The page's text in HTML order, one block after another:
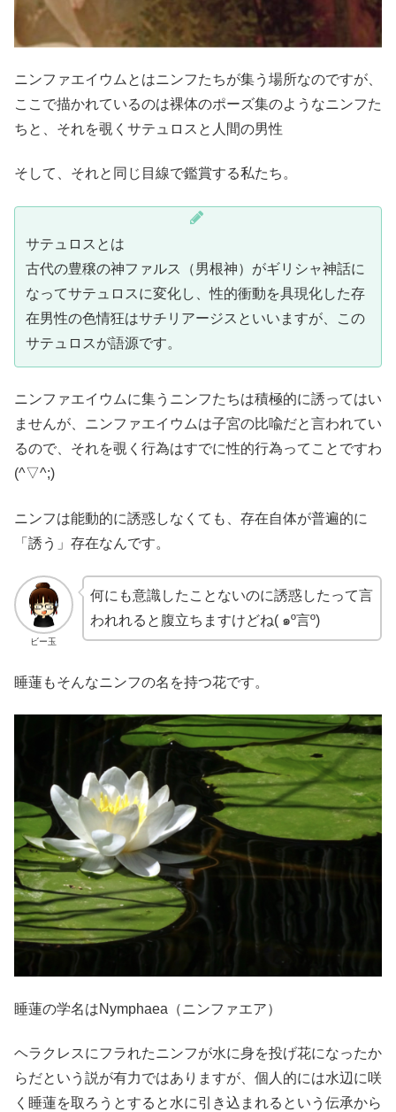
ニンファエイウムとはニンフたちが集う場所なのですが、
ここで描かれているのは裸体のポーズ集のようなニンフた
ちと、それを覗くサテュロスと人間の男性
そして、それと同じ目線で鑑賞する私たち。
サテュロスとは
古代の豊穣の神ファルス（男根神）がギリシャ神話に
なってサテュロスに変化し、性的衝動を具現化した存
在男性の色情狂はサチリアージスといいますが、この
サテュロスが語源です。
ニンファエイウムに集うニンフたちは積極的に誘ってはい
ませんが、ニンファエイウムは子宮の比喩だと言われてい
るので、それを覗く行為はすでに性的行為ってことですわ
(^▽^;)
ニンフは能動的に誘惑しなくても、存在自体が普遍的に
「誘う」存在なんです。
ビー玉
何にも意識したことないのに誘惑したって言
われれると腹立ちますけどね( ๑º言º)
睡蓮もそんなニンフの名を持つ花です。
睡蓮の学名はNymphaea（ニンファエア）
ヘラクレスにフラれたニンフが水に身を投げ花になったか
らだという説が有力ではありますが、個人的には水辺に咲
く睡蓮を取ろうとすると水に引き込まれるという伝承から